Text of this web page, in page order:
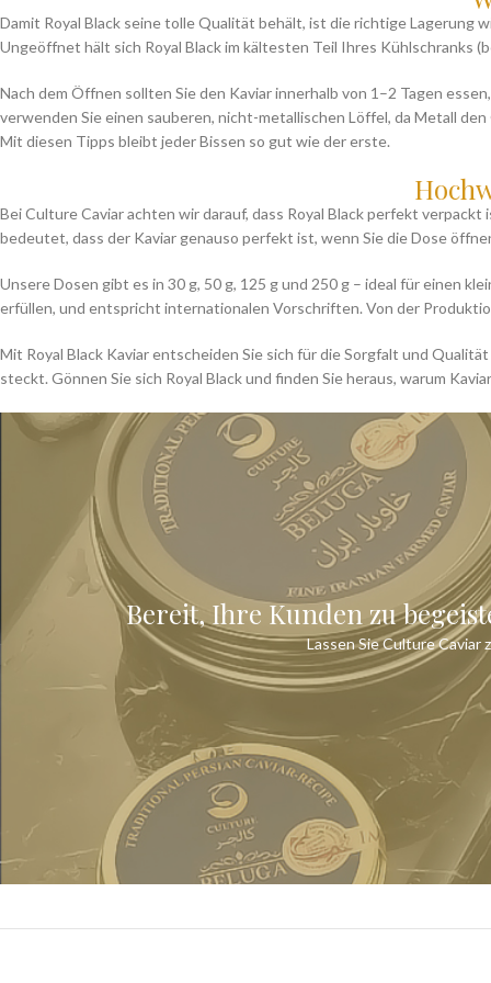
Damit Royal Black seine tolle Qualität behält, ist die richtige Lagerung
Ungeöffnet hält sich Royal Black im kältesten Teil Ihres Kühlschranks
Nach dem Öffnen sollten Sie den Kaviar innerhalb von 1–2 Tagen
verwenden Sie einen sauberen, nicht-metallischen Löffel, da Metall
Mit diesen Tipps bleibt jeder Bissen so gut wie der erste.
Bei Culture Caviar achten wir darauf, dass Royal Black perfekt
bedeutet, dass der Kaviar genauso perfekt ist, wenn Sie die Dose
Unsere Dosen gibt es in 30 g, 50 g, 125 g und 250 g – ideal für einen
erfüllen, und entspricht internationalen Vorschriften. Von der
Mit Royal Black Kaviar entscheiden Sie sich für die Sorgfalt und
steckt. Gönnen Sie sich Royal Black und finden Sie heraus, warum
Bereit, Ihre Kunden zu
Lassen Sie Culture